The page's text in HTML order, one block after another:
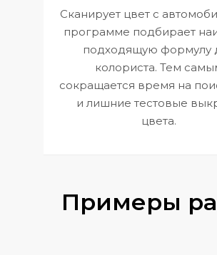
Сканирует цвет с
программе подбирает
подходящую формулу
колориста. Тем
сокращается время на
и лишние тестовые
цвета.
Примеры